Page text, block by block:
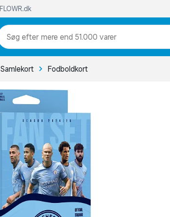
FLOWR.dk
mere end 51.000 varer
Samlekort Fodboldkort